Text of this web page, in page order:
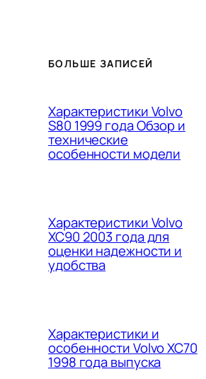
БОЛЬШЕ ЗАПИСЕЙ
Характеристики Volvo
S80 1999 года Обзор и
технические
особенности модели
Характеристики Volvo
XC90 2003 года для
оценки надежности и
удобства
Характеристики и
особенности Volvo XC70
1998 года выпуска